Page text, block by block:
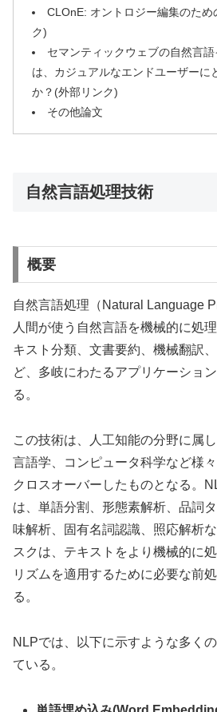
CLOnE: オントロジー編集のた
ク)
セマンティックウェブの自然言
は、カジュアルなエンドユーザーに
か？(外部リンク)
その他論文
自然言語処理技術
概要
自然言語処理（Natural Language
人間が使う自然言語を機械的に処
キスト分類、文書要約、機械翻訳
ど、多岐にわたるアプリケーショ
る。
この技術は、人工知能の分野に属
言語学、コンピュータ科学など様
クロスオーバーしたものとなる。
は、単語分割、形態素解析、品詞
味解析、固有名詞認識、照応解析
スクは、テキストをより機械的に
リズムを適用するために必要な前
る。
NLPでは、以下に示すような多く
ている。